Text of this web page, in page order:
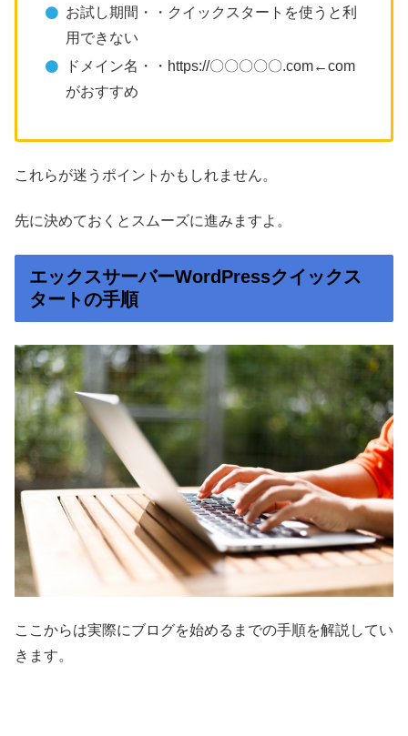
お試し期間・・クイックスタートを使うと利
用できない
ドメイン名・・https://〇〇〇〇〇.com←com
がおすすめ
これらが迷うポイントかもしれません。
先に決めておくとスムーズに進みますよ。
エックスサーバーWordPressクイックス
タートの手順
ここからは実際にブログを始めるまでの手順を解説してい
きます。